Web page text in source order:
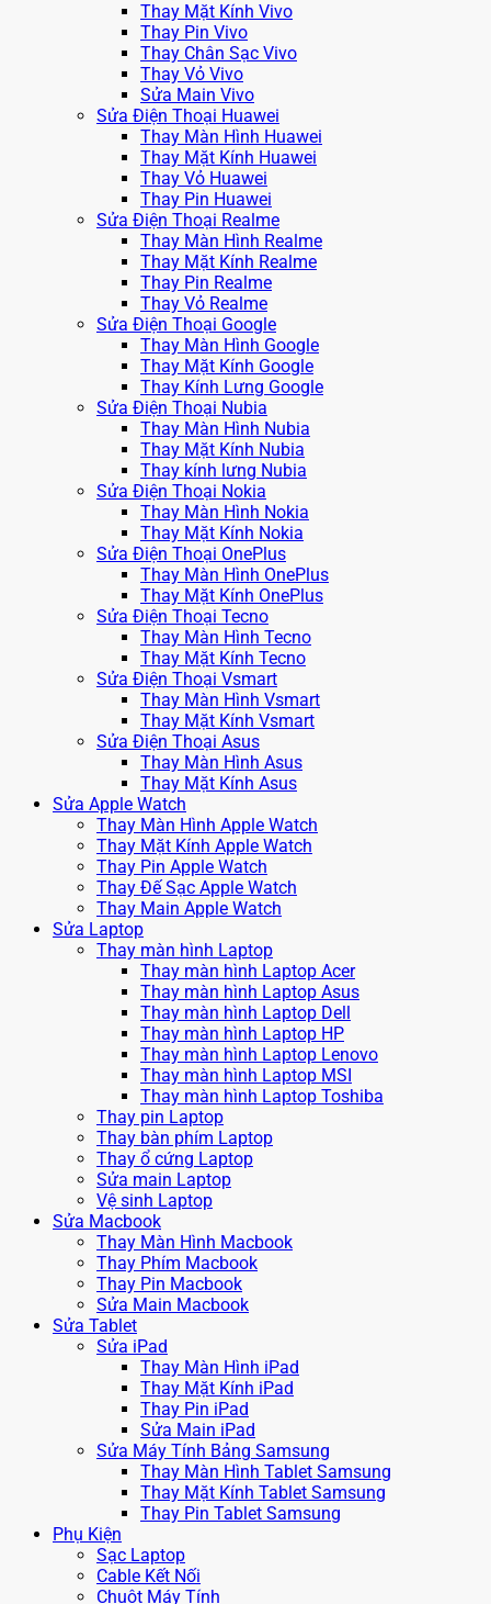
Thay Mặt Kính Vivo
Thay Pin Vivo
Thay Chân Sạc Vivo
Thay Vỏ Vivo
Sửa Main Vivo
Sửa Điện Thoại Huawei
Thay Màn Hình Huawei
Thay Mặt Kính Huawei
Thay Vỏ Huawei
Thay Pin Huawei
Sửa Điện Thoại Realme
Thay Màn Hình Realme
Thay Mặt Kính Realme
Thay Pin Realme
Thay Vỏ Realme
Sửa Điện Thoại Google
Thay Màn Hình Google
Thay Mặt Kính Google
Thay Kính Lưng Google
Sửa Điện Thoại Nubia
Thay Màn Hình Nubia
Thay Mặt Kính Nubia
Thay kính lưng Nubia
Sửa Điện Thoại Nokia
Thay Màn Hình Nokia
Thay Mặt Kính Nokia
Sửa Điện Thoại OnePlus
Thay Màn Hình OnePlus
Thay Mặt Kính OnePlus
Sửa Điện Thoại Tecno
Thay Màn Hình Tecno
Thay Mặt Kính Tecno
Sửa Điện Thoại Vsmart
Thay Màn Hình Vsmart
Thay Mặt Kính Vsmart
Sửa Điện Thoại Asus
Thay Màn Hình Asus
Thay Mặt Kính Asus
Sửa Apple Watch
Thay Màn Hình Apple Watch
Thay Mặt Kính Apple Watch
Thay Pin Apple Watch
Thay Đế Sạc Apple Watch
Thay Main Apple Watch
Sửa Laptop
Thay màn hình Laptop
Thay màn hình Laptop Acer
Thay màn hình Laptop Asus
Thay màn hình Laptop Dell
Thay màn hình Laptop HP
Thay màn hình Laptop Lenovo
Thay màn hình Laptop MSI
Thay màn hình Laptop Toshiba
Thay pin Laptop
Thay bàn phím Laptop
Thay ổ cứng Laptop
Sửa main Laptop
Vệ sinh Laptop
Sửa Macbook
Thay Màn Hình Macbook
Thay Phím Macbook
Thay Pin Macbook
Sửa Main Macbook
Sửa Tablet
Sửa iPad
Thay Màn Hình iPad
Thay Mặt Kính iPad
Thay Pin iPad
Sửa Main iPad
Sửa Máy Tính Bảng Samsung
Thay Màn Hình Tablet Samsung
Thay Mặt Kính Tablet Samsung
Thay Pin Tablet Samsung
Phụ Kiện
Sạc Laptop
Cable Kết Nối
Chuột Máy Tính